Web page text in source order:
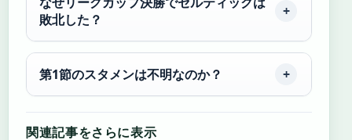
敗北した？
第1節のスタメンは不明なのか？
関連記事をさらに表示